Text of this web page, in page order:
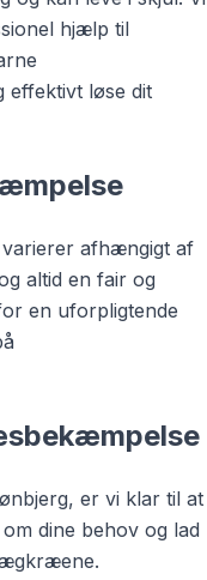
hjælp til
effektivt løse dit
afhængigt af
altid en fair og
en uforpligtende
er vi klar til at
dine behov og lad